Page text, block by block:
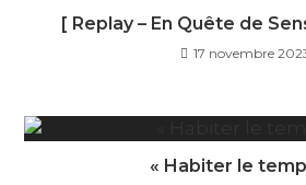
[ Replay – En Quête de
17 novembre
« Habiter le